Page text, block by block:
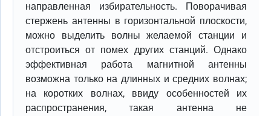
направленная избирательность. Поворачивая
стержень антенны в горизонтальной плоскости,
можно выделить волны желаемой станции и
отстроиться от помех других станций. Однако
эффективная работа магнитной антенны
возможна только на длинных и средних волнах;
на коротких волнах, ввиду особенностей их
распространения, такая антенна не